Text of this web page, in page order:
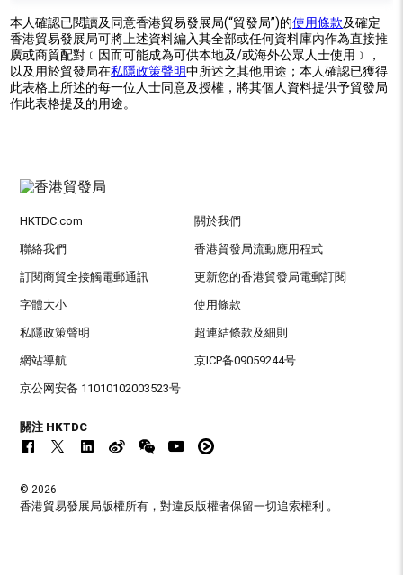
本人確認已閱讀及同意香港貿易發展局(“貿發局”)的使用條款及確定
香港貿易發展局可將上述資料編入其全部或任何資料庫內作為直接推
廣或商貿配對﹝因而可能成為可供本地及/或海外公眾人士使用﹞，
以及用於貿發局在私隱政策聲明中所述之其他用途；本人確認已獲得
此表格上所述的每一位人士同意及授權，將其個人資料提供予貿發局
作此表格提及的用途。
HKTDC.com 關於我們
聯絡我們 香港貿發局流動應用程式
訂閱商貿全接觸電郵通訊 更新您的香港貿發局電郵訂閱
字體大小 使用條款
私隱政策聲明 超連結條款及細則
網站導航 京ICP备09059244号
京公网安备 11010102003523号
關注 HKTDC
© 2026
香港貿易發展局版權所有，對違反版權者保留一切追索權利 。